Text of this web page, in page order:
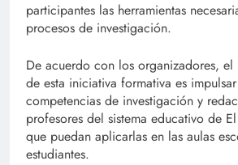
participantes las herramientas
procesos de investigación.
De acuerdo con los organizadores,
de esta iniciativa formativa es
competencias de investigación y
profesores del sistema educativo de
que puedan aplicarlas en las aulas
estudiantes.